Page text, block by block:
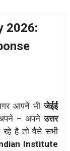
2026:
आपने भी जेईई
– अपनेउत्तर
है तो वैसे सभी
Institute